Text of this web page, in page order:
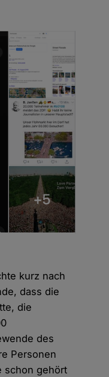
kurz nach
dass die
die
des
Personen
schon gehört